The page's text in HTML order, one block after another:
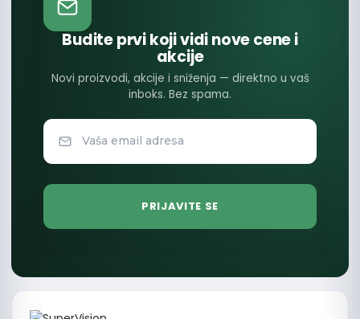
Budite prvi koji vidi nove cene i
akcije
Novi proizvodi, akcije i sniženja — direktno u vaš
inboks. Bez spama.